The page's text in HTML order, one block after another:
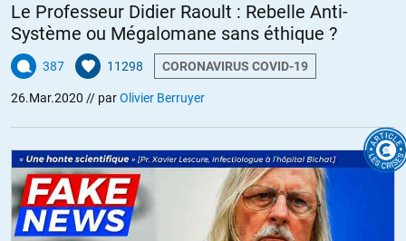
Le Professeur Didier Raoult : Rebelle Anti-
Système ou Mégalomane sans éthique ?
387 11298 CORONAVIRUS COVID-19
26.Mar.2020 // parOlivier Berruyer